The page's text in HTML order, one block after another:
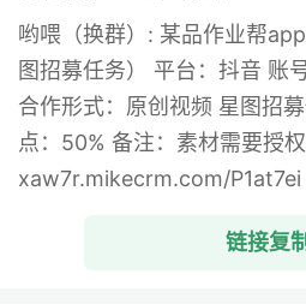
哟喂（换群）: 某品作业帮
图招募任务） 平台：抖音 账
合作形式：原创视频 星图招
点：50% 备注：素材需要授
xaw7r.mikecrm.com/P1at7ei
链接复制